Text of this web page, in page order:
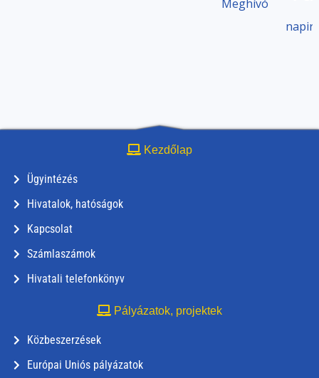
Meghívó
Kezdőlap
Ügyintézés
Hivatalok, hatóságok
Kapcsolat
Számlaszámok
Hivatali telefonkönyv
Pályázatok, projektek
Közbeszerzések
Európai Uniós pályázatok